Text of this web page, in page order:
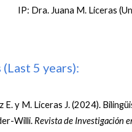
IP: Dra. Juana M. Liceras
5 years):
E. y M. Liceras J. (2024).
Willi. Revista de Investigación